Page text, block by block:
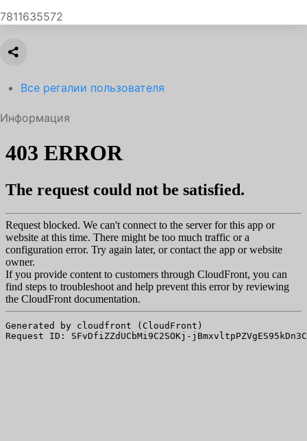
7811635572
Все регалии пользователя
Информация